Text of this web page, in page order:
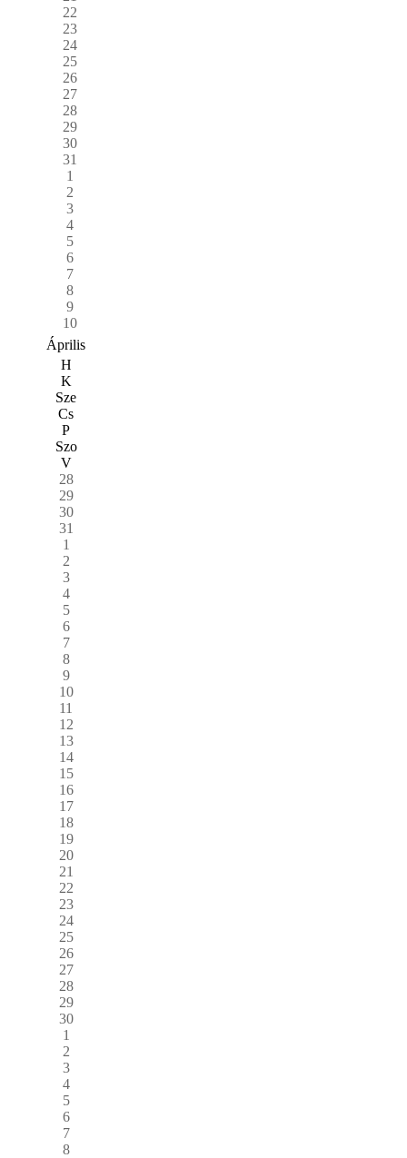
22
23
24
25
26
27
28
29
30
31
1
2
3
4
5
6
7
8
9
10
Április
H
K
Sze
Cs
P
Szo
V
28
29
30
31
1
2
3
4
5
6
7
8
9
10
11
12
13
14
15
16
17
18
19
20
21
22
23
24
25
26
27
28
29
30
1
2
3
4
5
6
7
8